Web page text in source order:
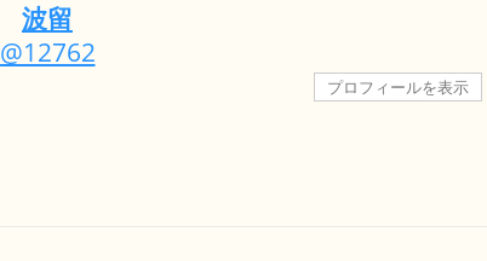
波留
@12762
プロフィールを表示